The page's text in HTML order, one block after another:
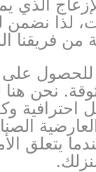
الذي
لذا نضمن
من فريقنا
للحصول
نحن هنا
احترافية
يتعلق